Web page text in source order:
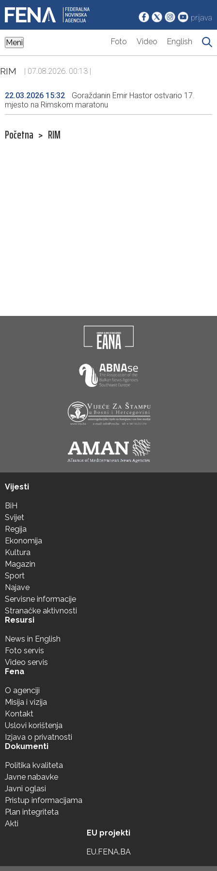
prijava
Meni Foto Video English
RIM | 07.08.2026. 00:13 |
22.03.2026 15:32
Goraždanin Emir Hastor ostvario 17.
mjesto na Rimskom maratonu
Početna > RIM
Vijesti
BiH
Svijet
Regija
Ekonomija
Kultura
Magazin
Sport
Najave
Servisne informacije
Stranačke aktivnosti
Resursi
News in English
Foto servis
Video servis
Fena
O agenciji
Misija i vizija
Kontakt
Uslovi korištenja
Izjava o privatnosti
Dokumenti
Politika kvaliteta
Javne nabavke
Javni oglasi
Pristup informacijama
Plan integriteta
Akti
EU projekti
EU.FENA.BA